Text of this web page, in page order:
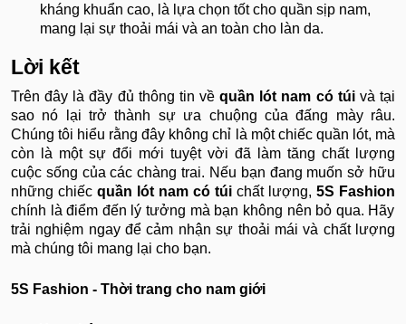
kháng khuẩn cao, là lựa chọn tốt cho quần sịp nam,
mang lại sự thoải mái và an toàn cho làn da.
Lời kết
Trên đây là đầy đủ thông tin vềquần lót nam có túi và tại
sao nó lại trở thành sự ưa chuộng của đấng mày râu.
Chúng tôi hiểu rằng đây không chỉ là một chiếc quần lót, mà
còn là một sự đổi mới tuyệt vời đã làm tăng chất lượng
cuộc sống của các chàng trai. Nếu bạn đang muốn sở hữu
những chiếc quần lót nam có túi chất lượng, 5S Fashion
chính là điểm đến lý tưởng mà bạn không nên bỏ qua. Hãy
trải nghiệm ngay để cảm nhận sự thoải mái và chất lượng
mà chúng tôi mang lại cho bạn.
5S Fashion - Thời trang cho nam giới